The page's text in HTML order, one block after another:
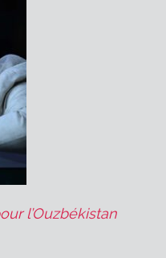
l’Ouzbékistan